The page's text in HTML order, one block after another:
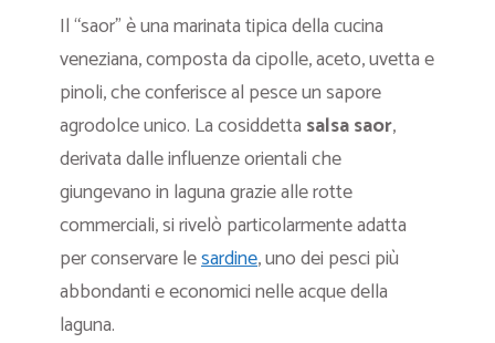
Il “saor” è una marinata tipica della cucina
veneziana, composta da cipolle, aceto, uvetta e
pinoli, che conferisce al pesce un sapore
agrodolce unico. La cosiddetta salsa saor,
derivata dalle influenze orientali che
giungevano in laguna grazie alle rotte
commerciali, si rivelò particolarmente adatta
per conservare lesardine, uno dei pesci più
abbondanti e economici nelle acque della
laguna.